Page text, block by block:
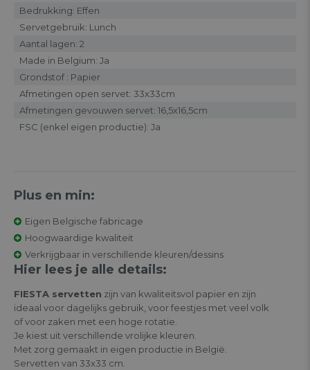
Bedrukking: Effen
Servetgebruik: Lunch
Aantal lagen: 2
Made in Belgium: Ja
Grondstof : Papier
Afmetingen open servet: 33x33cm
Afmetingen gevouwen servet: 16,5x16,5cm
FSC (enkel eigen productie): Ja
Plus en min:
Eigen Belgische fabricage
Hoogwaardige kwaliteit
Verkrijgbaar in verschillende kleuren/dessins
Hier lees je alle details:
FIESTA servetten zijn van kwaliteitsvol papier en zijn
ideaal voor dagelijks gebruik, voor feestjes met veel volk
of voor zaken met een hoge rotatie.
Je kiest uit verschillende vrolijke kleuren.
Met zorg gemaakt in eigen productie in België.
Servetten van 33x33 cm.